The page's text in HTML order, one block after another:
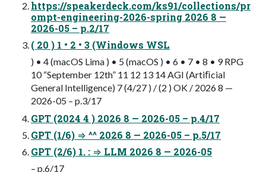
https://speakerdeck.com/ks91/collections/pr
ompt-engineering-2026-spring 2026 8 —
2026-05 – p.2/17
( 20 ) 1 • 2 • 3 (Windows WSL
) • 4 (macOS Lima ) • 5 (macOS ) • 6 • 7 • 8 • 9 RPG
10 “September 12th” 11 12 13 14 AGI (Artiﬁcial
General Intelligence) 7 (4/27 ) / (2 ) OK / 2026 8 —
2026-05 – p.3/17
GPT (2024 4 ) 2026 8 — 2026-05 – p.4/17
GPT (1/6) ⇒ ^^ 2026 8 — 2026-05 – p.5/17
GPT (2/6) 1. : ⇒ LLM 2026 8 — 2026-05
– p.6/17